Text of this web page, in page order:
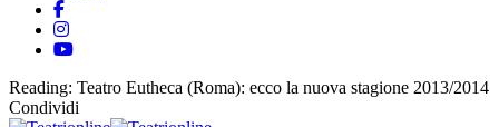
Reading: Teatro Eutheca (Roma): ecco la nuova stagione 2013/2014
Condividi